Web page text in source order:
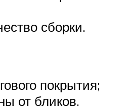
сборки.
покрытия;
от бликов.